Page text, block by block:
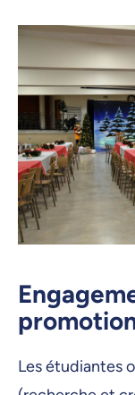
Les étudiantes